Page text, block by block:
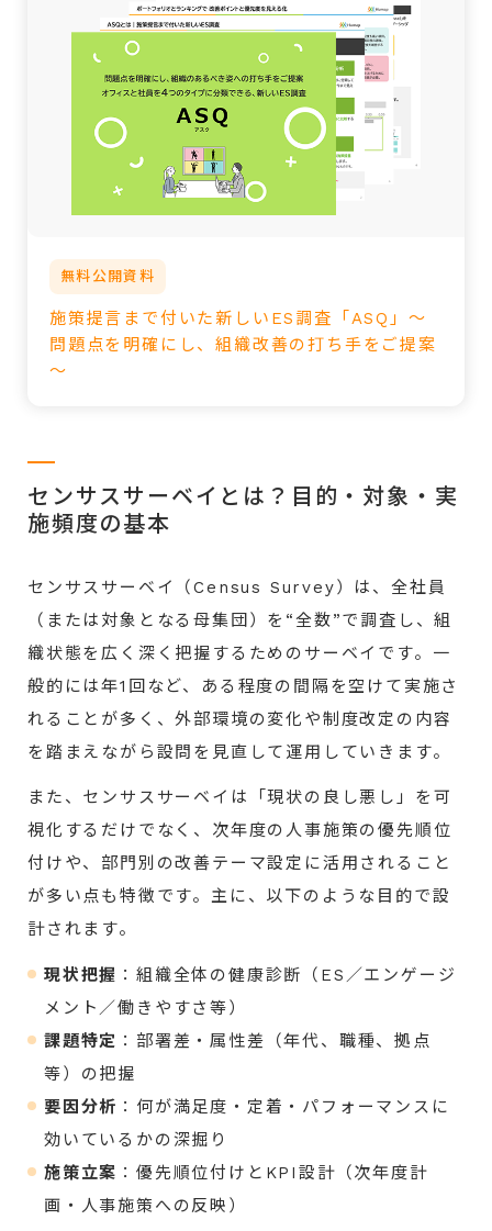
無料公開資料
施策提言まで付いた新しいES調査「ASQ」～
問題点を明確にし、組織改善の打ち手をご提案
～
センサスサーベイとは？目的・対象・実
施頻度の基本
センサスサーベイ（Census Survey）は、全社員
（または対象となる母集団）を“全数”で調査し、組
織状態を広く深く把握するためのサーベイです。一
般的には年1回など、ある程度の間隔を空けて実施さ
れることが多く、外部環境の変化や制度改定の内容
を踏まえながら設問を見直して運用していきます。
また、センサスサーベイは「現状の良し悪し」を可
視化するだけでなく、次年度の人事施策の優先順位
付けや、部門別の改善テーマ設定に活用されること
が多い点も特徴です。主に、以下のような目的で設
計されます。
現状把握 ：組織全体の健康診断（ES／エンゲージ
メント／働きやすさ等）
課題特定 ：部署差・属性差（年代、職種、拠点
等）の把握
要因分析 ：何が満足度・定着・パフォーマンスに
効いているかの深掘り
施策立案 ：優先順位付けとKPI設計（次年度計
画・人事施策への反映）